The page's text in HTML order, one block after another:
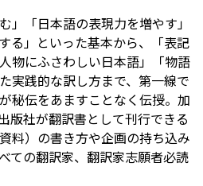
」「日本語の表現力を増やす」
る」といった基本から、「表記
物にふさわしい日本語」「物語
実践的な訳し方まで、第一線で
秘伝をあますことなく伝授。加
版社が翻訳書として刊行できる
料）の書き方や企画の持ち込み
ての翻訳家、翻訳家志願者必読